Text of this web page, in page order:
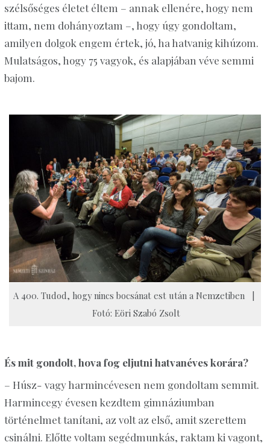
szélsőséges életet éltem – annak ellenére, hogy nem
ittam, nem dohányoztam –, hogy úgy gondoltam,
amilyen dolgok engem értek, jó, ha hatvanig kihúzom.
Mulatságos, hogy 75 vagyok, és alapjában véve semmi
bajom.
A 400. Tudod, hogy nincs bocsánat est után a Nemzetiben |
Fotó: Eöri Szabó Zsolt
És mit gondolt, hova fog eljutni hatvanéves korára?
– Húsz- vagy harmincévesen nem gondoltam semmit.
Harmincegy évesen kezdtem gimnáziumban
történelmet tanítani, az volt az első, amit szerettem
csinálni. Előtte voltam segédmunkás, raktam ki vagont,